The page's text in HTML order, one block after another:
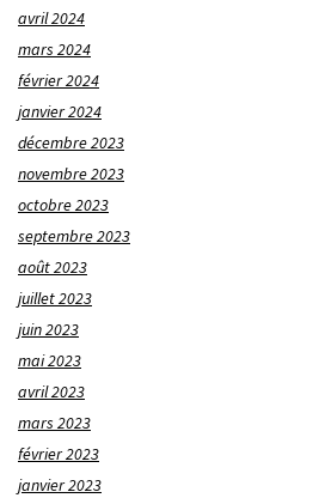
avril 2024
mars 2024
février 2024
janvier 2024
décembre 2023
novembre 2023
octobre 2023
septembre 2023
août 2023
juillet 2023
juin 2023
mai 2023
avril 2023
mars 2023
février 2023
janvier 2023